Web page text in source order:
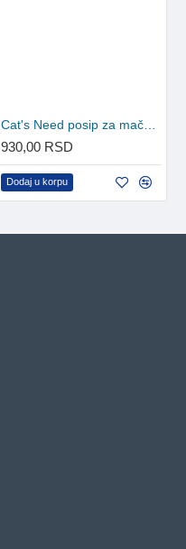
Cat's Need posip za mačke Tofu - Lavanda 7l
930,00 RSD
Dodaj u korpu